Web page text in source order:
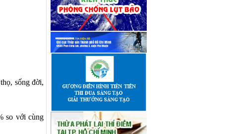
sống đời,
so với cùng